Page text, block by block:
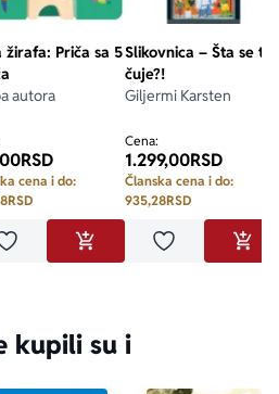
žirafa: Priča sa 5
autora
RSD
cena i do:
RSD
Dodaj u omiljeneDODAJ U KORPU
Slikovnica – Šta se to
čuje?!
Giljermi Karsten
Cena:
1.299,00RSD
Članska cena i do:
935,28RSD
Dodaj u
kupili su i